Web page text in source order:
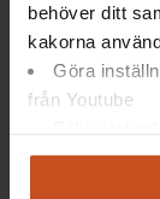
behöver ditt
kakorna
Göra
från Youtube
Analysera